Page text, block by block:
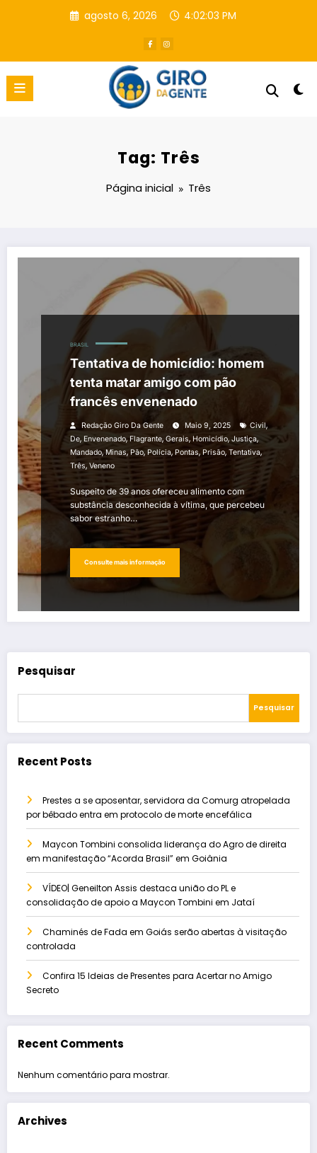
agosto 6, 2026 4:02:04 PM
Tag: Três
Página inicial Três
BRASIL
Tentativa de homicídio: homem
tenta matar amigo com pão
francês envenenado
Redação Giro Da Gente Maio 9, 2025 Civil,
De, Envenenado,Flagrante, Gerais, Homicídio, Justiça,
Mandado,Minas,Pão, Polícia, Pontas, Prisão, Tentativa,
Três, Veneno
Suspeito de 39 anos ofereceu alimento com
substância desconhecida à vítima, que percebeu
sabor estranho…
Consulte mais informação
Pesquisar
Pesquisar
Recent Posts
Prestes a se aposentar, servidora da Comurg atropelada
por bêbado entra em protocolo de morte encefálica
Maycon Tombini consolida liderança do Agro de direita
em manifestação “Acorda Brasil” em Goiânia
VÍDEO| Geneilton Assis destaca união do PL e
consolidação de apoio a Maycon Tombini em Jataí
Chaminés de Fada em Goiás serão abertas à visitação
controlada
Confira 15 Ideias de Presentes para Acertar no Amigo
Secreto
Recent Comments
Nenhum comentário para mostrar.
Archives